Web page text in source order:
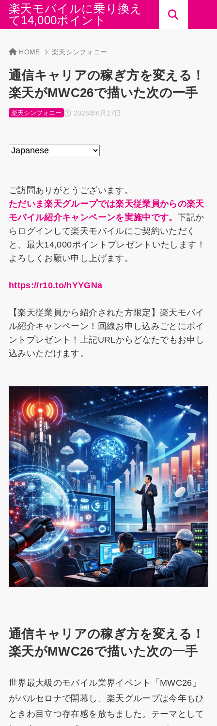
楽天モバイルに乗り換え
て14,000ポイント
HOME 楽天シンフォニー
通信キャリアの稼ぎ方を変える！
楽天がMWC26で描いた次の一手
2026年6月27日
楽天シンフォニー
ご訪問ありがとうございます。
ただいま楽天グループでは楽天従業員からの楽天
モバイル紹介キャンペーンを実施中です。 下記か
らログインして楽天モバイルにご契約いただく
と、最大14,000ポイントプレゼントいたします！
よろしくお願い申し上げます。
https://r10.to/hYYGNa
【楽天従業員から紹介された方限定】楽天モバイ
ル紹介キャンペーン！回線お申し込みごとにポイ
ントプレゼント！上記URLからどなたでもお申し
込みいただけます。
通信キャリアの稼ぎ方を変える！
楽天がMWC26で描いた次の一手
世界最大級のモバイル業界イベント「MWC26」
がバルセロナで開幕し、楽天グループは今年もひ
ときわ目立つ存在感を放ちました。テーマとして